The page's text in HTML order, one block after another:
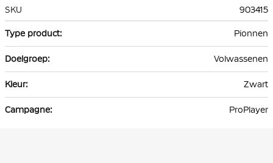
SKU
903415
informatie
Pionnen
Volwassenen
Zwart
ProPlayer